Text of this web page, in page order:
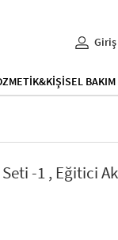
Giriş
BAKIM
-1 , Eğitici